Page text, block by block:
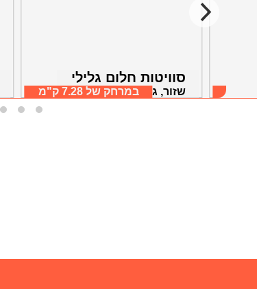
סוויטות חלום גלילי
שזור, גליל תחתון
במרחק של 7.28 ק"מ